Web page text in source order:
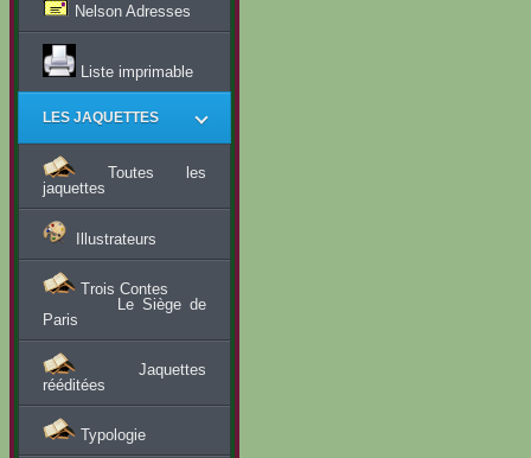
Nelson Adresses
Liste imprimable
LES JAQUETTES
Toutes les
jaquettes
Illustrateurs
Trois Contes
Le Siège de
Paris
Jaquettes
rééditées
Typologie